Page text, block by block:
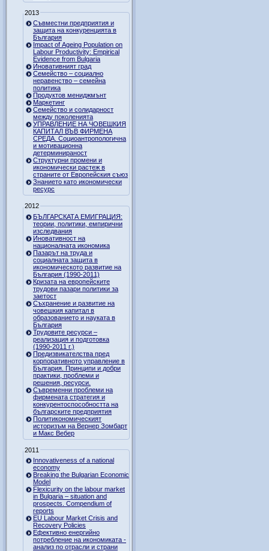
2013
Съвместни предприятия и
защита на конкуренцията в
България
Impact of Ageing Population on
Labour Productivity: Empirical
Evidence from Bulgaria
Иновативният град
Семейство – социално
неравенство – семейна
политика
Продуктов мениджмънт
Маркетинг
Семейство и солидарност
между поколенията
УПРАВЛЕНИЕ НА ЧОВЕШКИЯ
КАПИТАЛ ВЪВ ФИРМЕНА
СРЕДА. Социоантропологична
и мотивационна
детерминираност
Структурни промени и
икономически растеж в
страните от Европейския съюз
Знанието като икономически
ресурс
2012
БЪЛГАРСКАТА ЕМИГРАЦИЯ:
теории, политики, емпирични
изследвания
Иновативност на
националната икономика
Пазарът на труда и
социалната защита в
икономическото развитие на
България (1990-2011)
Кризата на европейските
трудови пазари политики за
заетост
Съхранение и развитие на
човешкия капитал в
образованието и науката в
България
Трудовите ресурси –
реализация и подготовка
(1990-2011 г.)
Предизвикателства пред
корпоративното управление в
България. Принципи и добри
практики, проблеми и
решения, ресурси.
Съвременни проблеми на
фирмената стратегия и
конкурентоспособността на
българските предприятия
Политикономическият
историзъм на Вернер Зомбарт
и Макс Вебер
2011
Innovativeness of a national
economy
Breaking the Bulgarian Economic
Model
Flexicurity on the labour market
in Bulgaria – situation and
prospects. Compendium of
reports
EU Labour Market Crisis and
Recovery Policies
Ефективно енергийно
потребление на икономиката -
анализ по отрасли и страни